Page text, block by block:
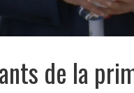
de la